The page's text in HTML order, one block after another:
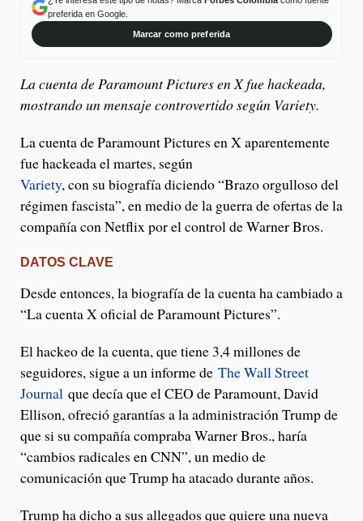
preferida en Google.
Marcar como preferida
La cuenta de Paramount Pictures en X fue hackeada,
mostrando un mensaje controvertido según Variety.
La cuenta de Paramount Pictures en X aparentemente
fue hackeada el martes, según
Variety, con su biografía diciendo “Brazo orgulloso del
régimen fascista”, en medio de la guerra de ofertas de la
compañía con Netflix por el control de Warner Bros.
DATOS CLAVE
Desde entonces, la biografía de la cuenta ha cambiado a
“La cuenta X oficial de Paramount Pictures”.
El hackeo de la cuenta, que tiene 3,4 millones de
seguidores, sigue a un informe de The Wall Street
Journal que decía que el CEO de Paramount, David
Ellison, ofreció garantías a la administración Trump de
que si su compañía compraba Warner Bros., haría
“cambios radicales en CNN”, un medio de
comunicación que Trump ha atacado durante años.
Trump ha dicho a sus allegados que quiere una nueva